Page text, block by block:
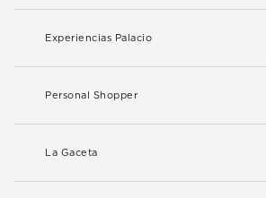
Experiencias Palacio
Personal Shopper
La Gaceta